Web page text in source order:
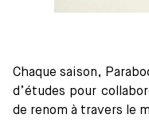
Les cousus main
Nos conseils d’entretien
Le lexique
Notre histoire
Chaque saison,
d’études pour
de renom à travers le